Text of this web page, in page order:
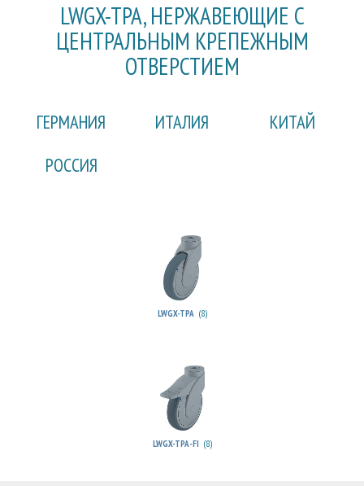
LWGX-TPA, НЕРЖАВЕЮЩИЕ С
ЦЕНТРАЛЬНЫМ КРЕПЕЖНЫМ
ОТВЕРСТИЕМ
ГЕРМАНИЯ ИТАЛИЯ
КИТАЙ
РОССИЯ
LWGX-TPA (8)
LWGX-TPA-FI (8)